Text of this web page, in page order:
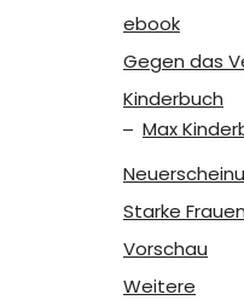
ebook
Gegen das
Kinderbuch
Max
Starke Frauen
Vorschau
Weitere